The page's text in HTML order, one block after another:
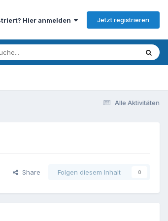
Hier anmelden Jetzt registrieren
Alle Aktivitäten
Share Folgen diesem Inhalt 0